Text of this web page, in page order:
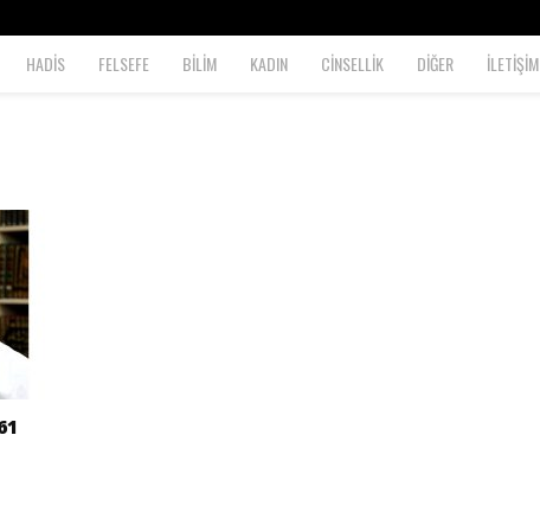
HADİS FELSEFE BİLİM KADIN CİNSELLİK DİĞER İLETİŞİM